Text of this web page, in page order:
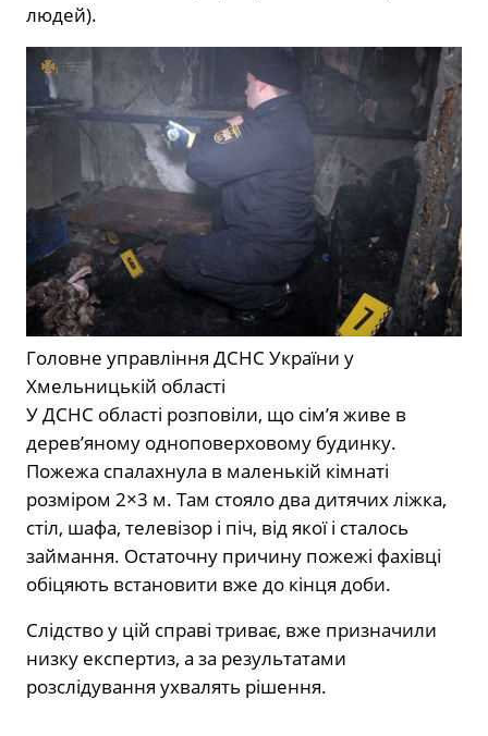
людей).
Головне управління ДСНС України у
Хмельницькій області
У ДСНС області розповіли, що сім’я живе в
дерев’яному одноповерховому будинку.
Пожежа спалахнула в маленькій кімнаті
розміром 2×3 м. Там стояло два дитячих ліжка,
стіл, шафа, телевізор і піч, від якої і сталось
займання. Остаточну причину пожежі фахівці
обіцяють встановити вже до кінця доби.
Слідство у цій справі триває, вже призначили
низку експертиз, а за результатами
розслідування ухвалять рішення.